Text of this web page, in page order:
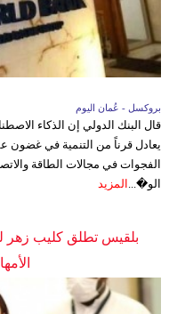
بروكسل - عُمان اليوم
قال البنك الدولي إن الذكاء
يعادل قرناً من التنمية في
الفجوات في مجالات الطاقة
الو�... المزيد
بلقيس تطلق كليب زهر